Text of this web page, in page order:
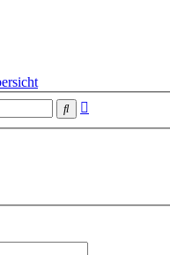
Suche